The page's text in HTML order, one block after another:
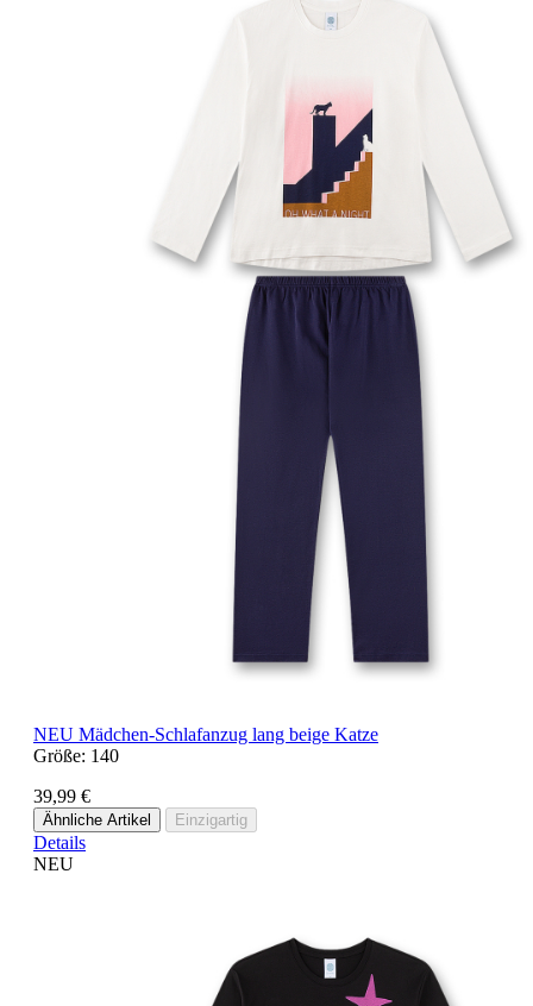
NEU Mädchen-Schlafanzug lang beige Katze
Größe: 140
39,99 €
Ähnliche Artikel Einzigartig
Details
NEU